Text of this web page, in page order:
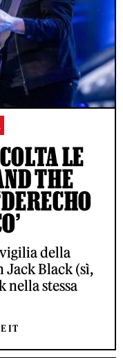
LE
THE
della
Jack Black (sì,
nella stessa
IT